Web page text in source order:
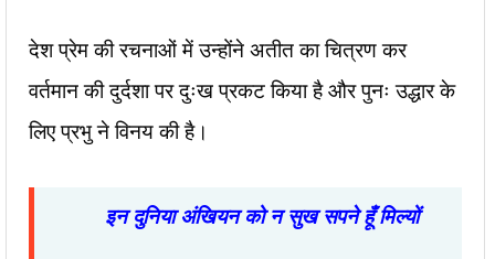
देश प्रेम की रचनाओं में उन्होंने अतीत का चित्रण कर
वर्तमान की दुर्दशा पर दुःख प्रकट किया है और पुनः उद्धार के
लिए प्रभु ने विनय की है।
इन दुनिया अंखियन को न सुख सपने हूँ मिल्यों